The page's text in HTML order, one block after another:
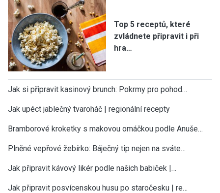
Top 5 receptů, které
zvládnete připravit i při
hra…
Jak si připravit kasinový brunch: Pokrmy pro pohod…
Jak upéct jablečný tvaroháč | regionální recepty
Bramborové kroketky s makovou omáčkou podle Anuše…
Plněné vepřové žebírko: Báječný tip nejen na sváte…
Jak připravit kávový likér podle našich babiček |…
Jak připravit posvícenskou husu po staročesku | re…